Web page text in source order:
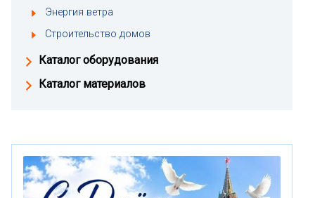
Энергия ветра
Строительство домов
Каталог оборудования
Каталог материалов